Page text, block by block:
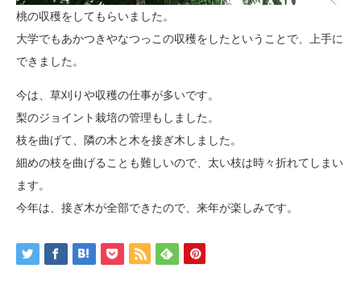
桃の収穫をしてもらいました。
大学でもあかつきやなつっこの収穫をしたということで、上手に
できました。
今は、草刈りや収穫の仕事が多いです。
梨のジョイント栽培の管理もしました。
枝を曲げて、隣の木と木を接ぎ木しました。
細めの枝を曲げることも難しいので、太い枝は時々折れてしまい
ます。
今年は、接ぎ木が全部できたので、来年が楽しみです。